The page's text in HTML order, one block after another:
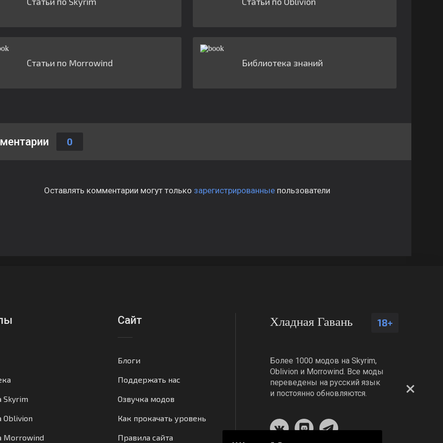
Статьи по Morrowind Библиотека знаний
0
Оставлять комментарии могут только зарегистрированныепользователи
Skyrim
Oblivion
Morrowind
Сайт
Блоги
Поддержать нас
Озвучка модов
Как прокачать уровень
Правила сайта
Хладная Гавань 18+
Более 1000 модов на Skyrim,
Oblivion и Morrowind. Все моды
переведены на русский язык
и постоянно обновляются.